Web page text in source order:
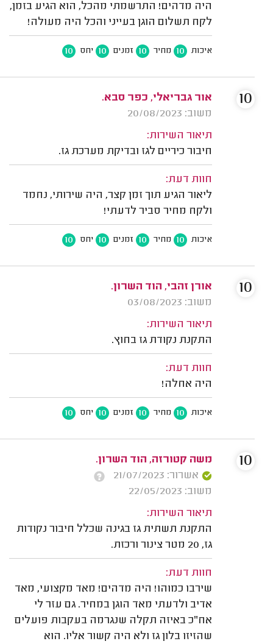
היה מדהים! התרשמתי מהכל, הוא הגיע בזמן,
לקח תשלום הוגן בעייני והכל היה מעולה!
איכות 10 מחיר 10 זמנים 10 יחס 10
אור גבריאלי, כפר סבא.
משוב: 20/08/2023
תיאור השירות:
חיבור כיריים לגז ובדיקת מערכת גז.
חוות דעת:
ליאור הגיע תוך זמן קצר, היה שירותי, נחמד
ולקח מחיר סביר לדעתי!
איכות 10 מחיר 10 זמנים 10 יחס 10
10
אורן זהבי, הוד השרון.
משוב: 03/08/2023
תיאור השירות:
התקנת נקודת גז בחוץ.
חוות דעת:
היה אחלה!
איכות 10 מחיר 10 זמנים 10 יחס 10
10
משה קטורזה, הוד השרון.
אשרור: 21/07/2023
משוב: 22/05/2023
תיאור השירות:
התקנת תשתית גז בגינה שכלל חיבור נקודות
גז, 20 מטר צינור ורכזת.
חוות דעת:
שירבו כמוהו! היה מדהים! מאד מקצועי, מאד
אדיב ולדעתי מאד הוגן במחיר. גם עזר לי
אח"כ באיזה תקלה שנגרמה בעקבות פועלים
שהזיזו בלון גז ולא היה קשור אליו. הוא
10